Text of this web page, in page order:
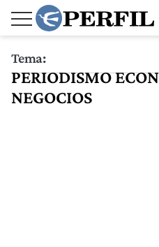
Tema:
PERIODISMO
NEGOCIOS